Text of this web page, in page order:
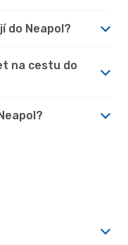
do Neapol?
na cestu do